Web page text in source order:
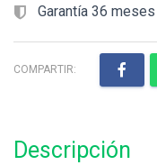
Garantía 36 meses
COMPARTIR:
Descripción